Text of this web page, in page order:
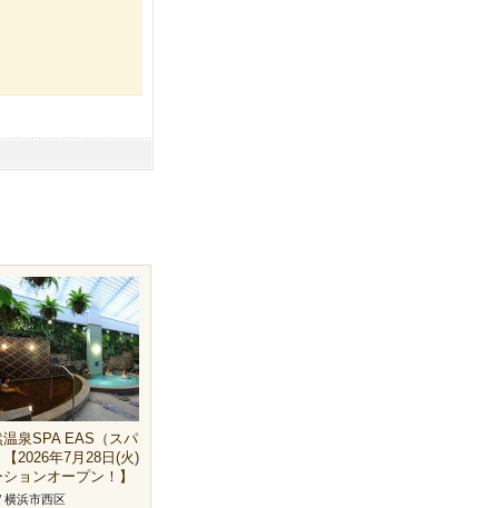
泉SPA EAS（スパ
2026年7月28日(火)
ョンオープン！】
横浜市西区